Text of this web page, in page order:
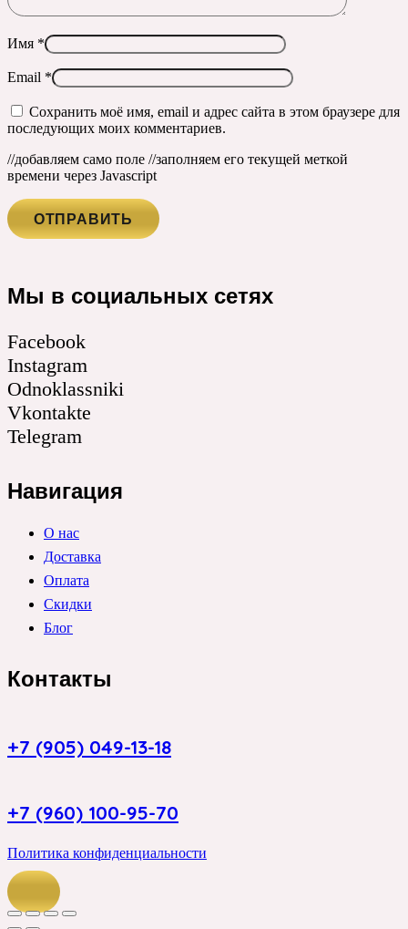
Имя *
Email *
Сохранить моё имя, email и адрес сайта в этом браузере для
последующих моих комментариев.
//добавляем само поле //заполняем его текущей меткой
времени через Javascript
Мы в социальных сетях
Facebook
Instagram
Odnoklassniki
Vkontakte
Telegram
Навигация
О нас
Доставка
Оплата
Скидки
Блог
Контакты
+7 (905) 049-13-18
+7 (960) 100-95-70
Политика конфиденциальности